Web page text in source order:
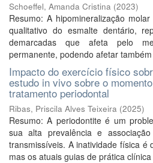
Schoeffel, Amanda Cristina (2023)
Resumo: A hipomineralização
qualitativo do esmalte dentário,
demarcadas que afeta pelo
permanente, podendo afetar
Impacto do exercício físico
estudo in vivo sobre o
tratamento periodontal
Ribas, Priscila Alves Teixeira (2025)
Resumo: A periodontite é um
sua alta prevalência e
transmissíveis. A inatividade física é
mas os atuais guias de prática clínica